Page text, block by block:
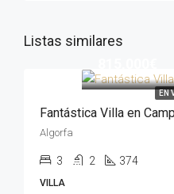
Listas similares
EN
Fantástica Villa en
Algorfa
3 2 374
VILLA